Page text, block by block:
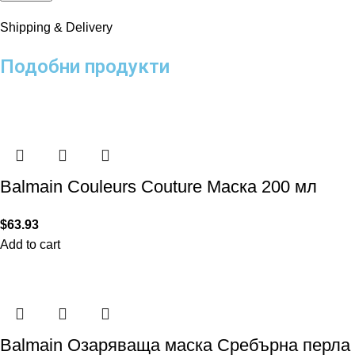
Shipping & Delivery
Подобни продукти
Balmain Couleurs Couture Маска 200 мл
$63.93
Add to cart
Balmain Озаряваща маска Сребърна